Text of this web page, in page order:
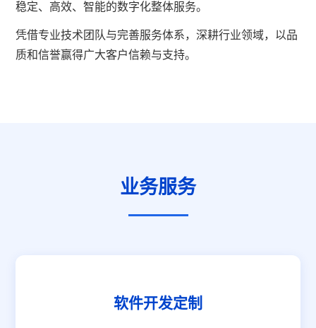
稳定、高效、智能的数字化整体服务。
凭借专业技术团队与完善服务体系，深耕行业领域，以品
质和信誉赢得广大客户信赖与支持。
业务服务
软件开发定制